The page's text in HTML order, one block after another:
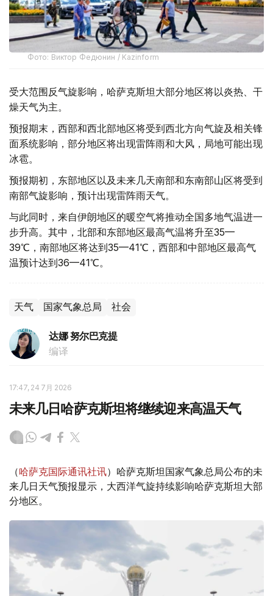
Фото: Виктор Федюнин / Kazinform
受大范围反气旋影响，哈萨克斯坦大部分地区将以炎热、干
燥天气为主。
预报期末，西部和西北部地区将受到西北方向气旋及相关锋
面系统影响，部分地区将出现雷阵雨和大风，局地可能出现
冰雹。
预报期初，东部地区以及未来几天南部和东南部山区将受到
南部气旋影响，预计出现雷阵雨天气。
与此同时，来自伊朗地区的暖空气将推动全国多地气温进一
步升高。其中，北部和东部地区最高气温将升至35—
39℃，南部地区将达到35—41℃，西部和中部地区最高气
温预计达到36—41℃。
天气 国家气象总局 社会
达娜 努尔巴克提
编译
17:47, 24 7月 2026
未来几日哈萨克斯坦将继续迎来高温天气
（哈萨克国际通讯社讯）哈萨克斯坦国家气象总局公布的未
来几日天气预报显示，大西洋气旋持续影响哈萨克斯坦大部
分地区。